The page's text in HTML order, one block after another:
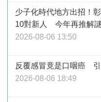
少子化時代地方出招！
10對新人 今年再推解
2026-08-06 13:50
反覆感冒竟是口咽癌
2026-08-06 18:49